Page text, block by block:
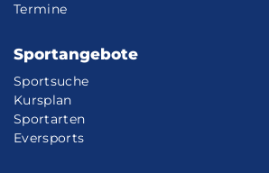
Termine
Sportangebote
Sportsuche
Kursplan
Sportarten
Eversports